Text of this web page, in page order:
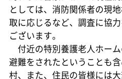
としては、消防関係者の現
取に応じるなど、調査に協
ございます。
付近の特別養護老人ホーム
避難をされたということも
村、また、住民の皆様には